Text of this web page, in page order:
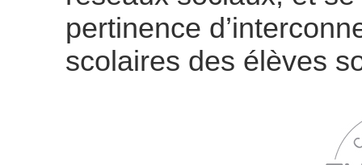
pertinence
scolaires des élèves